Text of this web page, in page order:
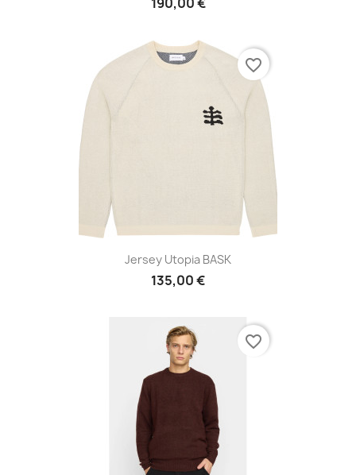
Jersey Utopia BASK
135,00 €
favorite_border
favorite_border